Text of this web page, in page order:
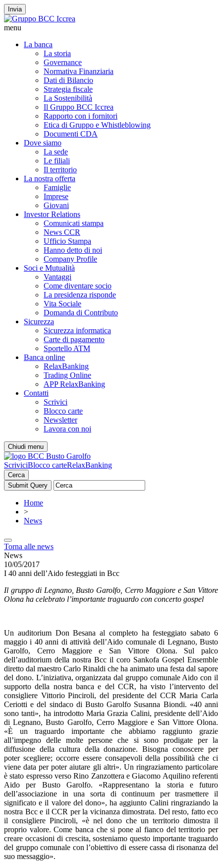
Invia
menu
La banca
La storia
Governance
Normativa Finanziaria
Dati di Bilancio
Strategia fiscale
La Sostenibilità
Il Gruppo BCC Iccrea
Rapporto con i fornitori
Etica di Gruppo e Whistleblowing
Documenti CDA
Dove siamo
La sede
Le filiali
Il territorio
La nostra offerta
Famiglie
Imprese
Giovani
Investor Relations
Comunicati stampa
News CCR
Ufficio Stampa
Hanno detto di noi
Company Profile
Soci e Mutualità
Vantaggi
Come diventare socio
La presidenza risponde
Vita Sociale
Domanda di Contributo
Sicurezza
Sicurezza informatica
Carte di pagamento
Sportello ATM
Banca online
RelaxBanking
Trading Online
APP RelaxBanking
Contatti
Scrivici
Blocco carte
Newsletter
Lavora con noi
Chiudi menu
ScriviciBlocco carteRelaxBanking
Cerca
Home
>
News
Torna alle news
News
10/05/2017
I 40 anni dell’Aido festeggiati in Bcc
Il gruppo di Legnano, Busto Garolfo, Cerro Maggiore e San Vittore
Olona ha celebrato l’importante traguardo con concerto gospel
Un auditorium Don Besana al completo ha festeggiato sabato 6
maggio i 40 anni di attività dell’Aido comunale di Legnano, Busto
Garolfo, Cerro Maggiore e San Vittore Olona. Sul palco
dell’auditorium della nostra Bcc il coro Sankofa Gospel Ensemble
diretto dal maestro Carlo Rinaldi che ha animato una festa dal sapore
del dono. L’iniziativa, organizzata dal gruppo comunale Aido con il
supporto della nostra banca e del CCR, ha visto l’intervento del
consigliere Vittorio Pinciroli, del presidente del CCR Maria Carla
Ceriotti e del sindaco di Busto Garolfo Susanna Biondi. «40 anni
sono tanti», ha introdotto Maria Grazia Calini, presidente dell’Aido
di Legnano, Busto Garolfo, Cerro Maggiore e San Vittore Olona.
«È un traguardo importante che abbiamo raggiunto grazie
all’impegno delle molte persone che si sono prodigate per la
diffusione della cultura della donazione. Bisogna conoscere per
poter scegliere; occorre essere consapevoli della possibilità che ci
viene data per poter aiutare gli altri». Un ringraziamento particolare
è stato espresso verso Rino Zanzottera e Giacomo Aquilino referenti
Aido per Busto Garolfo. «Rappresentano la storia e futuro
dell’associazione in una sorta di continuum per trasmettere il
significato e il valore del dono», ha aggiunto Calini ringraziando la
nostra Bcc e il CCR per la vicinanza dimostrata. Del resto, fatto eco
il consigliere Pinciroli, «è nel dono che un territorio dimostra il
proprio valore. Come banca che si pone al fianco del territorio per
creare occasioni di crescita, sosteniamo questo importante traguardo
del gruppo comunale con l’obiettivo di essere cassa di risonanza del
suo messaggio».